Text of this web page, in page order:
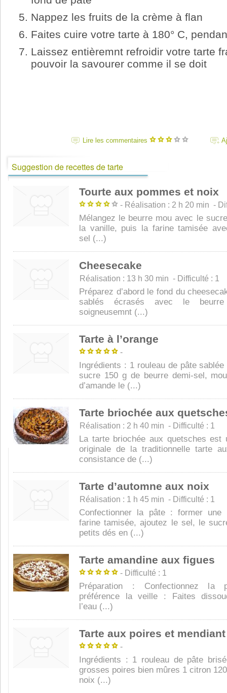
Nappez les fruits de la crème à flan
Faites cuire votre tarte à 180° C,
Laissez entièremnt refroidir votre tarte
pouvoir la savourer comme il se doit
Lire les commentaires
Suggestion de recettes de tarte
Tourte aux pommes et noix
- Réalisation : 2 h 20 min -
Mélangez le beurre mou avec le
la vanille, puis la farine tamisée
sel (...)
Cheesecake
Réalisation : 13 h 30 min - Difficulté : 1
Préparez d’abord le fond du
sablés écrasés avec le beurre
soigneusemnt (...)
Tarte à l’orange
-
Ingrédients : 1 rouleau de pâte
sucre 150 g de beurre demi-sel,
d’amande le (...)
Tarte briochée aux
Réalisation : 2 h 40 min - Difficulté : 1
La tarte briochée aux quetsches est
originale de la traditionnelle tarte
consistance de (...)
Tarte d’automne aux noix
Réalisation : 1 h 45 min - Difficulté : 1
Confectionner la pâte : former une
farine tamisée, ajoutez le sel, le
petits dés en (...)
Tarte amandine aux figues
- Difficulté : 1
Préparation : Confectionnez la
préférence la veille : Faites
l’eau (...)
Tarte aux poires et mendiant
-
Ingrédients : 1 rouleau de pâte
grosses poires bien mûres 1 citron
noix (...)